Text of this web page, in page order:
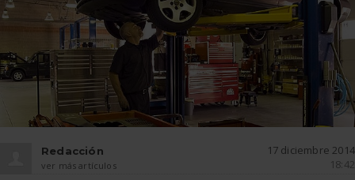
Redacción
ver más artículos
17 diciembre 2014
18:42